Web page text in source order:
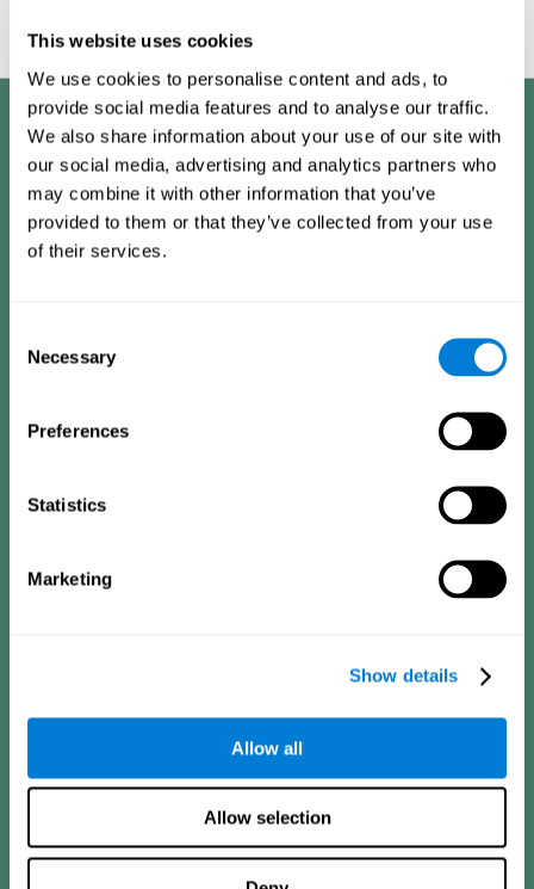
This website uses cookies
We use cookies to personalise content and ads, to
provide social media features and to analyse our traffic.
We also share information about your use of our site with
our social media, advertising and analytics partners who
may combine it with other information that you’ve
provided to them or that they’ve collected from your use
of their services.
Selection
Necessary
Preferences
Statistics
Marketing
Show details
Allow all
Allow selection
Преимущества
CogniFit оптимизировала свою когнитивную тренировку при
дислексии у взрослых, поэтому она имеет определённые
преимущества, что отличает её от других упражнений для
когнитивной стимуляции при дислексии:
насладиться любой пользователь, страдающий
Благодаря автоматизации этих процессов
Мотивация - важная составляющая тренировки,
поэтому все входящие в тренировку и платформу
ИНТЕРАКТИВНЫЙ И ВИЗУАЛЬНЫЙ ФОРМАТ
Взрослым с дислексией может быть трудно быстро
всегда предоставляет краткие интерактивные
ПОЛНЫЙ ОТЧЁТ О РЕЗУЛЬТАТАХ